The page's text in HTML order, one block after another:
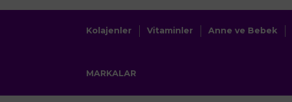
Kolajenler Vitaminler Anne ve Bebek
MARKALAR